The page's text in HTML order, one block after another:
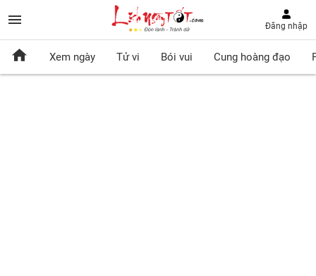
Đăng nhập
Xem ngày Tử vi Bói vui Cung hoàng đạo